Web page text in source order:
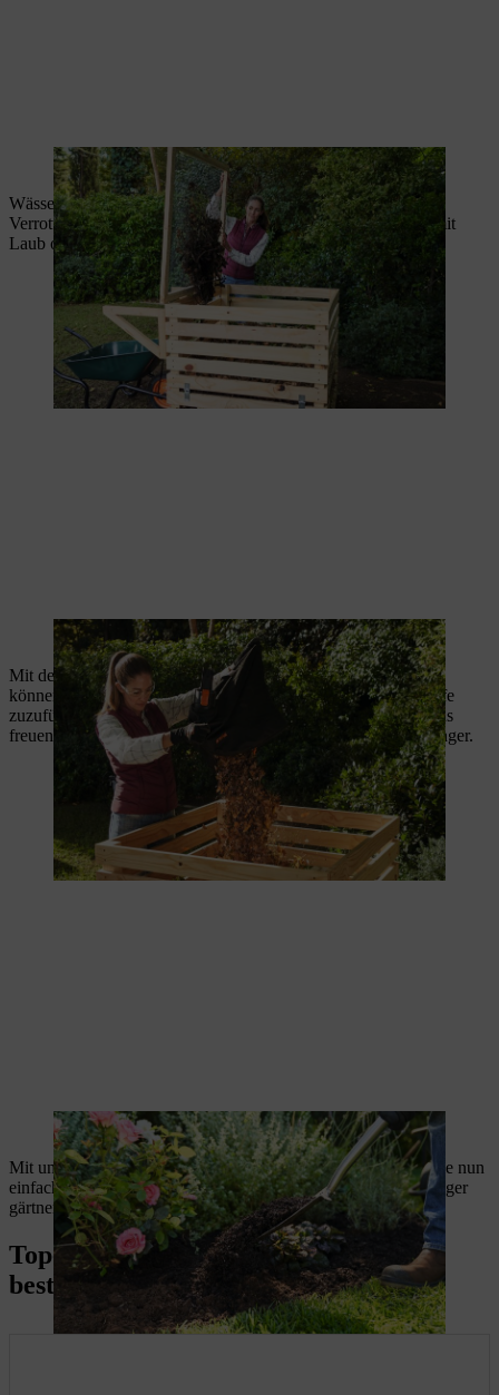
Der noch nicht reife Kompost kommt auf den neuen Komposthaufen.
Wässern Sie Ihren fertig umgesetzten Kompost gründlich, um
Verrottungsprozesse in Gang zu setzen. Decken Sie ihn nun mit
Laub oder Zweigen ab.
Der umgesetzte Kompost wird mit Laub abgedeckt.
Mit der feingesiebten, reifen Komposterde in der Schubkarre
können Sie Ihren Garten düngen
, um ihm wertvolle Nährstoffe
zuzuführen und zur
Bodenverbesserung
beizutragen. Übrigens
freuen sich auch eingetopfte Pflanzen über etwas Kompostdünger.
In frischer Komposterde stecken wertvolle Nährstoffe.
Mit unserer Anleitung und dem richtigen Werkzeug können Sie nun
einfach Ihren Kompost umsetzen und ganz nebenbei nachhaltiger
gärtnern. Viel Freude!
Top-Produkte für die Kompostierung
bestellen